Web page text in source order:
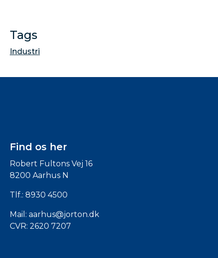
Tags
Industri
Find os her
Robert Fultons Vej 16
8200 Aarhus N
Tlf.: 8930 4500
Mail: aarhus@jorton.dk
CVR: 2620 7207